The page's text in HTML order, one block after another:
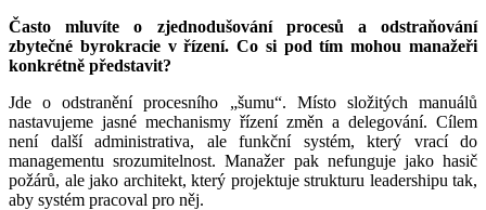
Často mluvíte o zjednodušování procesů a odstraňování
zbytečné byrokracie v řízení. Co si pod tím mohou manažeři
konkrétně představit?
Jde o odstranění procesního „šumu“. Místo složitých manuálů
nastavujeme jasné mechanismy řízení změn a delegování. Cílem
není další administrativa, ale funkční systém, který vrací do
managementu srozumitelnost. Manažer pak nefunguje jako hasič
požárů, ale jako architekt, který projektuje strukturu leadershipu tak,
aby systém pracoval pro něj.